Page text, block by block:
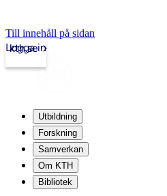
Till innehåll på sidan
kth.se
Logga in
Utbildning
Forskning
Samverkan
Om KTH
Bibliotek